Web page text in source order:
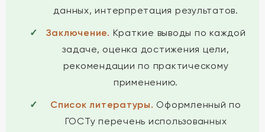
данных, интерпретация результатов.
Заключение. Краткие выводы по каждой
задаче, оценка достижения цели,
рекомендации по практическому
применению.
Список литературы. Оформленный по
ГОСТу перечень использованных